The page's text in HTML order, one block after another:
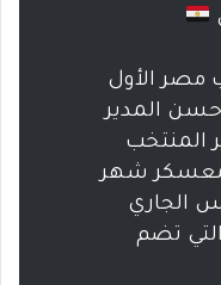
مصر الأول
حسن المدير
المنتخب
لمعسكر شهر
ينطلق ١٣ مارس الجاري
تضم